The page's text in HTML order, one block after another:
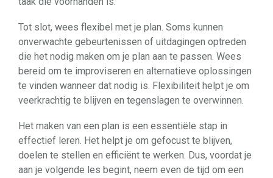
Tot slot, wees flexibel met je plan. Soms kunnen
onverwachte gebeurtenissen of uitdagingen optreden
die het nodig maken om je plan aan te passen. Wees
bereid om te improviseren en alternatieve oplossingen
te vinden wanneer dat nodig is. Flexibiliteit helpt je om
veerkrachtig te blijven en tegenslagen te overwinnen.
Het maken van een plan is een essentiële stap in
effectief leren. Het helpt je om gefocust te blijven,
doelen te stellen en efficiënt te werken. Dus, voordat je
aan je volgende les begint, neem even de tijd om een